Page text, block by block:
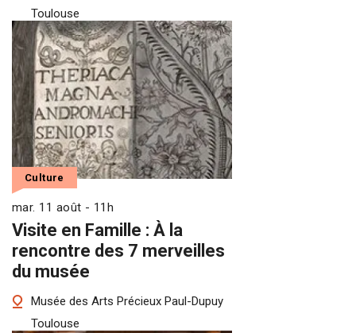
Toulouse
Visite en Famille : À la
rencontre des 7 merveilles
du musée
Culture
mar. 11 août - 11h
Musée des Arts Précieux Paul-Dupuy
Toulouse